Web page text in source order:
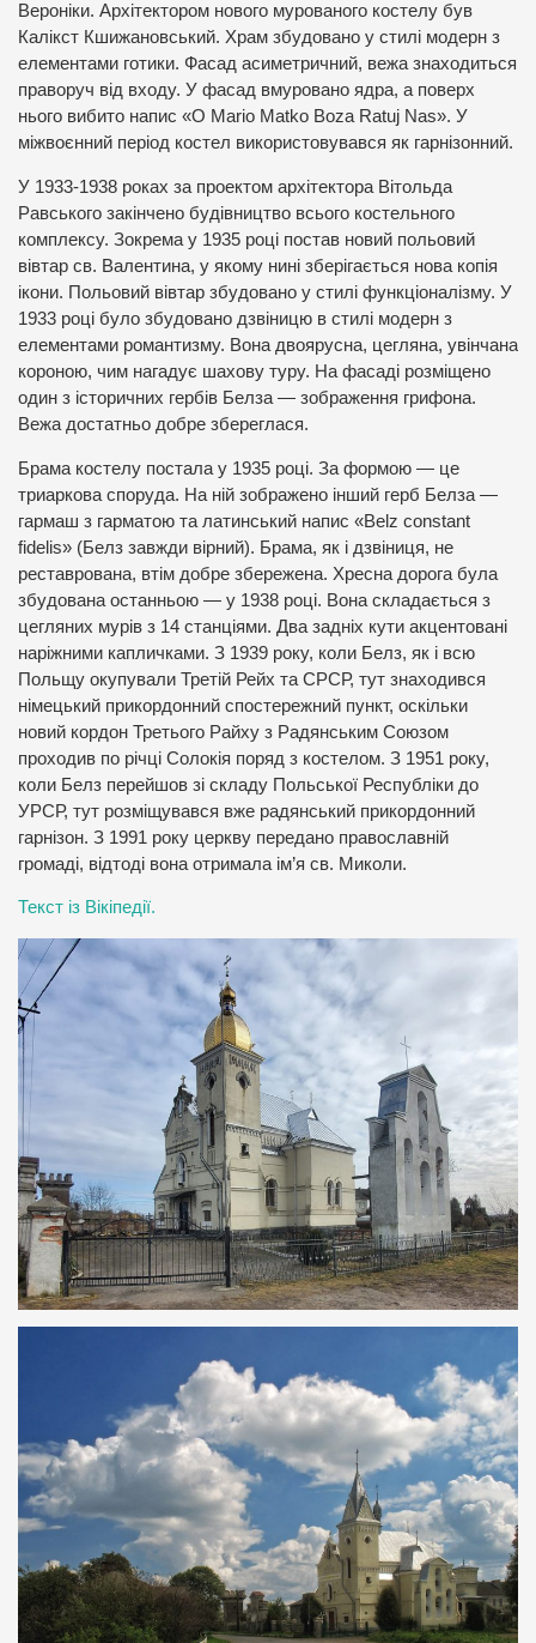
Вероніки. Архітектором нового мурованого костелу був
Калікст Кшижановський. Храм збудовано у стилі модерн з
елементами готики. Фасад асиметричний, вежа знаходиться
праворуч від входу. У фасад вмуровано ядра, а поверх
нього вибито напис «O Mario Matko Boza Ratuj Nas». У
міжвоєнний період костел використовувався як гарнізонний.
У 1933-1938 роках за проектом архітектора Вітольда
Равського закінчено будівництво всього костельного
комплексу. Зокрема у 1935 році постав новий польовий
вівтар св. Валентина, у якому нині зберігається нова копія
ікони. Польовий вівтар збудовано у стилі функціоналізму. У
1933 році було збудовано дзвіницю в стилі модерн з
елементами романтизму. Вона двоярусна, цегляна, увінчана
короною, чим нагадує шахову туру. На фасаді розміщено
один з історичних гербів Белза — зображення грифона.
Вежа достатньо добре збереглася.
Брама костелу постала у 1935 році. За формою — це
триаркова споруда. На ній зображено інший герб Белза —
гармаш з гарматою та латинський напис «Belz constant
fidelis» (Белз завжди вірний). Брама, як і дзвіниця, не
реставрована, втім добре збережена. Хресна дорога була
збудована останньою — у 1938 році. Вона складається з
цегляних мурів з 14 станціями. Два задніх кути акцентовані
наріжними капличками. З 1939 року, коли Белз, як і всю
Польщу окупували Третій Рейх та СРСР, тут знаходився
німецький прикордонний спостережний пункт, оскільки
новий кордон Третього Райху з Радянським Союзом
проходив по річці Солокія поряд з костелом. З 1951 року,
коли Белз перейшов зі складу Польської Республіки до
УРСР, тут розміщувався вже радянський прикордонний
гарнізон. З 1991 року церкву передано православній
громаді, відтоді вона отримала ім’я св. Миколи.
Текст із Вікіпедії.